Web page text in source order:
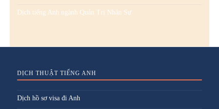
Dịch tiếng Anh ngành Quản Trị Nhân Sự
DỊCH THUẬT TIẾNG ANH
Dịch hồ sơ visa đi Anh